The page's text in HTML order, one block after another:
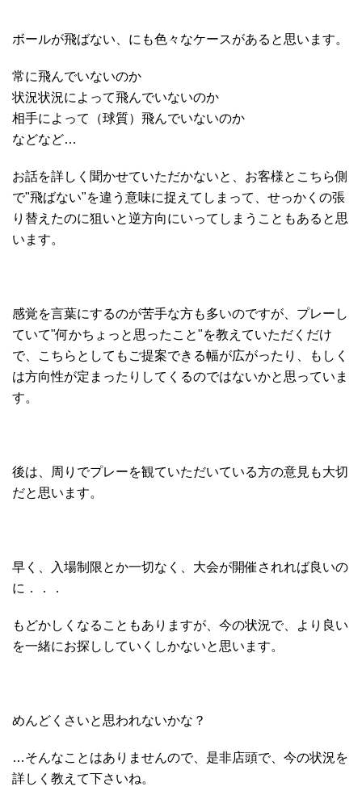
ボールが飛ばない、にも色々なケースがあると思います。
常に飛んでいないのか
状況状況によって飛んでいないのか
相手によって（球質）飛んでいないのか
などなど…
お話を詳しく聞かせていただかないと、お客様とこちら側
で"飛ばない"を違う意味に捉えてしまって、せっかくの張
り替えたのに狙いと逆方向にいってしまうこともあると思
います。
感覚を言葉にするのが苦手な方も多いのですが、プレーし
ていて"何かちょっと思ったこと"を教えていただくだけ
で、こちらとしてもご提案できる幅が広がったり、もしく
は方向性が定まったりしてくるのではないかと思っていま
す。
後は、周りでプレーを観ていただいている方の意見も大切
だと思います。
早く、入場制限とか一切なく、大会が開催されれば良いの
に．．．
もどかしくなることもありますが、今の状況で、より良い
を一緒にお探ししていくしかないと思います。
めんどくさいと思われないかな？
…そんなことはありませんので、是非店頭で、今の状況を
詳しく教えて下さいね。